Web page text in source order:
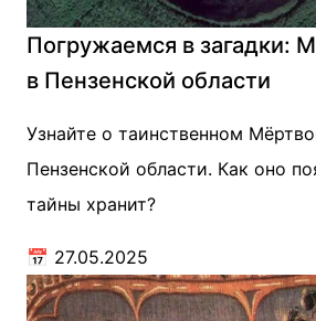
Погружаемся в загадки:
в Пензенской области
Узнайте о таинственном
Пензенской области. Как оно
тайны хранит?
📅 27.05.2025